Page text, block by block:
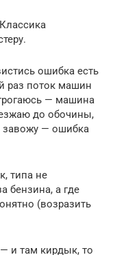
ошибка есть
раз поток машин
— машина
до обочины,
завожу — ошибка
типа не
бензина, а где
(возразить
и там кирдык, то